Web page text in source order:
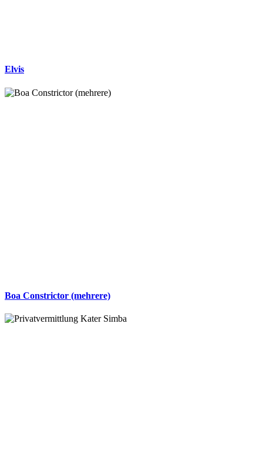
Elvis
Boa Constrictor (mehrere)